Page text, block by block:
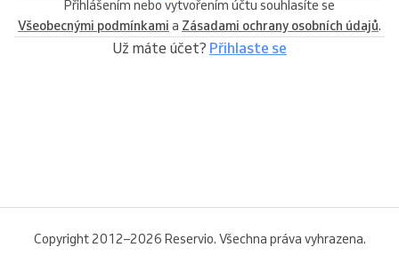
Přihlášením nebo vytvořením účtu souhlasíte se
Všeobecnými podmínkami a Zásadami ochrany osobních údajů.
Už máte účet? Přihlaste se
Copyright 2012–2026 Reservio. Všechna práva vyhrazena.